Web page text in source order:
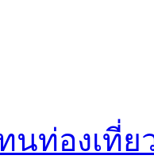
นท่องเที่ย